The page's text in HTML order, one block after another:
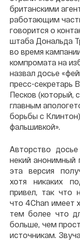
британскими
работающим
говорится о
штаба Дональда
во время
компромата на
назвал досье
пресс-секретарь
Песков (который,
главным
борьбы с Клинтон)
фальшивкой».
Авторство
некий анонимный
эта версия
хотя никаких
привел, так что
что 4Chan имеет
тем более что
больше, чем
источникам.